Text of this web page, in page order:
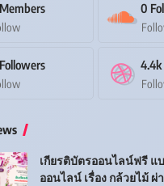
Members 0
Followers 4.4k
เกียรติบัตรออนไลน์ฟรี แ
ออนไลน์ เรื่อง กล้วยไม้